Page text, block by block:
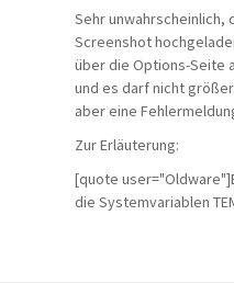
Sehr unwahrscheinlich,
Screenshot
über die Options-Seite
und es darf nicht
aber eine
Zur Erläuterung:
[quote
die Systemvariablen